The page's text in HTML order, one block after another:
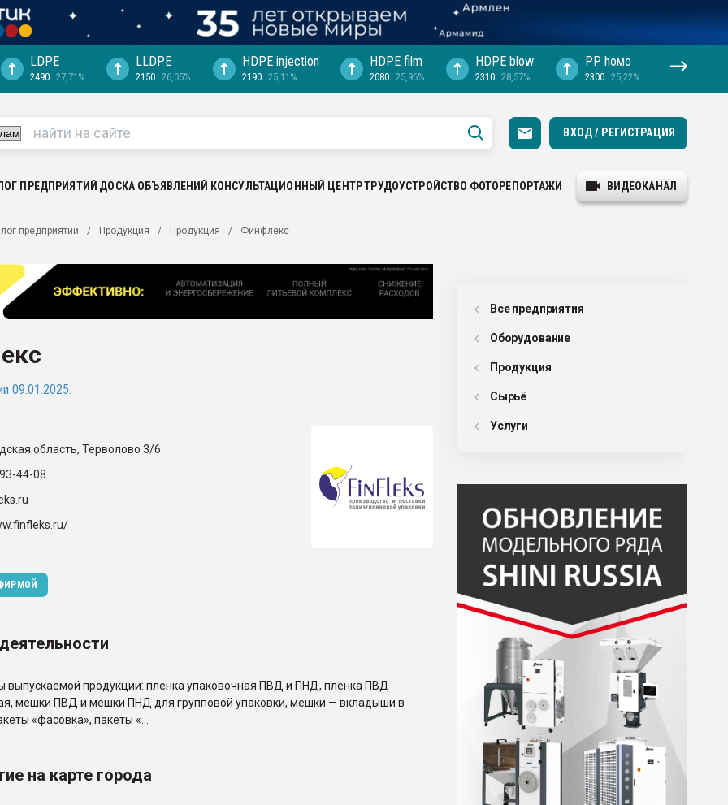
с.-в.
выходит на
рынке
LDPE
2490 27,71%
LLDPE
2150 26,05%
HDPE injection
2190 25,11%
HDPE film
2080 25,96%
HDPE blow
2310 28,57%
PP hомо
2300 25,22%
ВХОД / РЕГИСТРАЦИЯ
ПРЕДПРИЯТИЙ ДОСКА ОБЪЯВЛЕНИЙ КОНСУЛЬТАЦИОННЫЙ ЦЕНТРТРУДОУСТРОЙСТВО ФОТОРЕПОРТАЖИ ВИДЕОКАНАЛ
предприятий Продукция Продукция Финфлекс
09.01.2025.
область, Терволово 3/6
44-08
выпускаемой продукции: пленка упаковочная ПВД и ПНД, пленка ПВД
мешки ПВД и мешки ПНД для групповой упаковки, мешки — вкладыши в
«фасовка», пакеты «...
на карте города
Все предприятия
Оборудованиe
Продукция
Сырьё
Услуги